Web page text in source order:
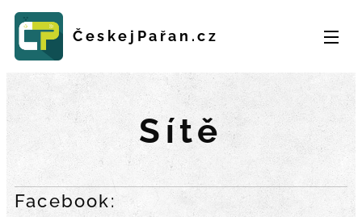
ČeskejPařan.cz
Sítě
Facebook: